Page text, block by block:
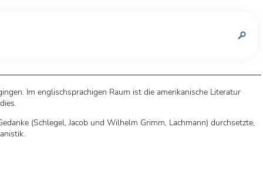
Im englischsprachigen Raum ist die amerikanische Literatur
(Schlegel, Jacob und Wilhelm Grimm, Lachmann) durchsetzte,